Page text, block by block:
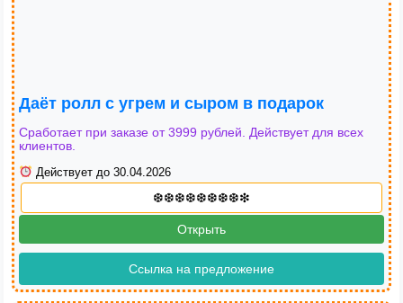
Даёт ролл с угрем и сыром в подарок
Сработает при заказе от 3999 рублей. Действует для всех
клиентов.
Действует до 30.04.2026
Открыть
Ссылка на предложение